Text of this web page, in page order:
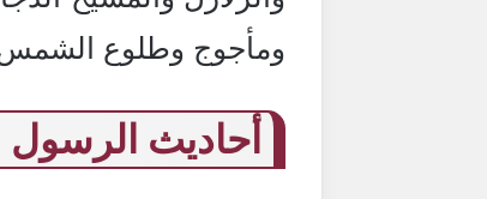
ومأجوج وطلوع
أحاديث